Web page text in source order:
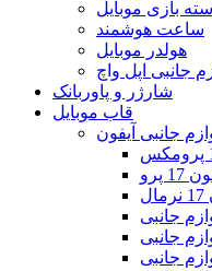
بازی موبایل
ساعت هوشمند
هولدر موبایل
جانبی اپل واچ
شارژر و پاوربانک
قاب موبایل
جانبی آیفون
پرو